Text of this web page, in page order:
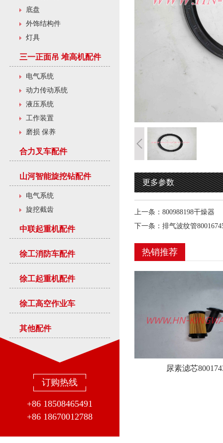
底盘
外饰结构件
灯具
三一正面吊 堆高机配件
电气系统
动力传动系统
液压系统
工作装置
磨损 保养
合力叉车配件
山河智能旋挖钻配件
电气系统
旋挖截齿
中联起重机配件
徐工消防车配件
徐工起重机配件
徐工高空作业车
其他配件
订购热线
+86 18508465491
+86 18670012788
更多参数
上一条： 800988198干燥器
下一条： 排气波纹管
热销推荐
尿素滤芯